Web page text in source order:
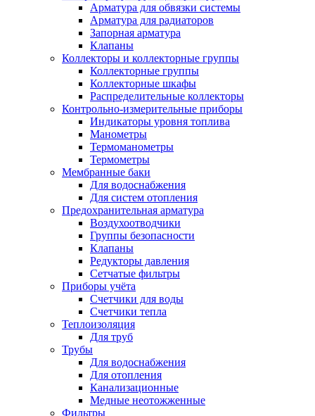
Арматура для обвязки системы
Арматура для радиаторов
Запорная арматура
Клапаны
Коллекторы и коллекторные группы
Коллекторные группы
Коллекторные шкафы
Распределительные коллекторы
Контрольно-измерительные приборы
Индикаторы уровня топлива
Манометры
Термоманометры
Термометры
Мембранные баки
Для водоснабжения
Для систем отопления
Предохранительная арматура
Воздухоотводчики
Группы безопасности
Клапаны
Редукторы давления
Сетчатые фильтры
Приборы учёта
Счетчики для воды
Счетчики тепла
Теплоизоляция
Для труб
Трубы
Для водоснабжения
Для отопления
Канализационные
Медные неотожженные
Фильтры